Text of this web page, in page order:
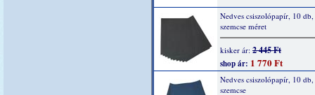
Nedves csiszolópapír, 10
szemcse méret
kisker ár: 2 445 Ft
shop ár: 1 770 Ft
Nedves csiszolópapír, 10
szemcse